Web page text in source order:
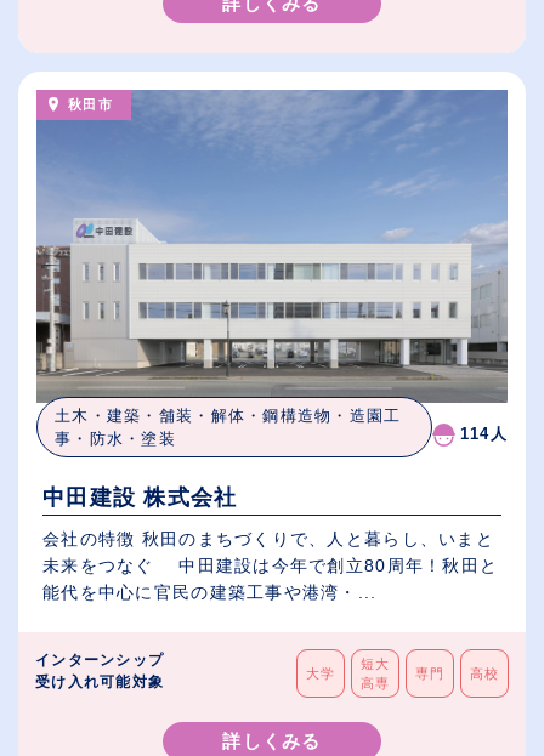
秋田市
土木・建築・舗装・解体・鋼構造物・造園工
事・防水・塗装
114人
中田建設 株式会社
会社の特徴 秋田のまちづくりで、人と暮らし、いまと
未来をつなぐ 中田建設は今年で創立80周年！秋田と
能代を中心に官民の建築工事や港湾・...
インターンシップ
受け入れ可能対象
大学
短大
高専
専門 高校
詳しくみる